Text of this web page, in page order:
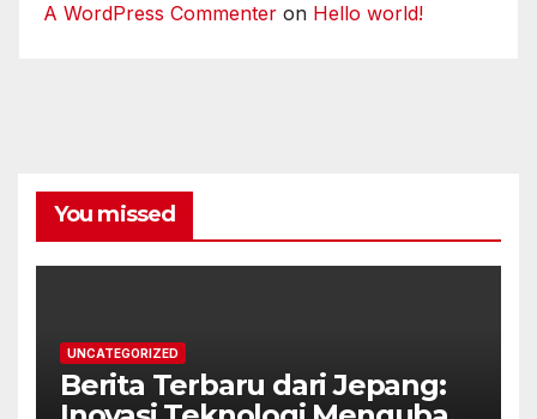
A WordPress Commenter on Hello world!
You missed
UNCATEGORIZED
Berita Terbaru dari Jepang: